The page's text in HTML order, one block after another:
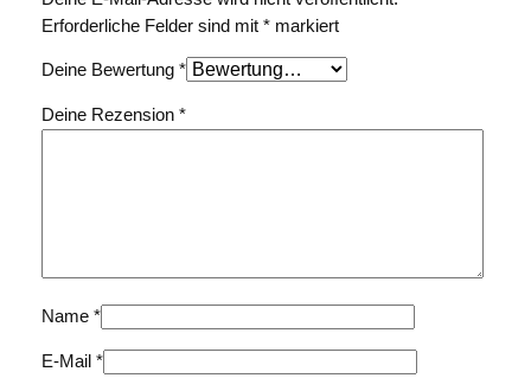
Erforderliche Felder sind mit *markiert
Deine Bewertung *
Deine Rezension *
Name *
E-Mail *